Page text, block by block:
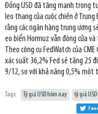
Đồng USD đã tăng mạnh trong
leo thang của cuộc chiến ở
rằng các ngân hàng trung ương
eo biển Hormuz vẫn đóng cửa
Theo công cụ FedWatch của
xác suất 36,2% Fed sẽ tăng 25
9/12, so với khả năng 0,5% một
Tags: Tỷ giá USD hôm nay tỷ giá USD